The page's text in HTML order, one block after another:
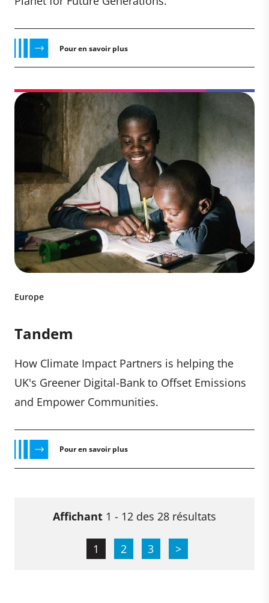
Pour en savoir plus
Europe
Tandem
How Climate Impact Partners is helping the
UK's Greener Digital-Bank to Offset Emissions
and Empower Communities.
Pour en savoir plus
Affichant 1 - 12 des 28 résultats
1 2 3 >